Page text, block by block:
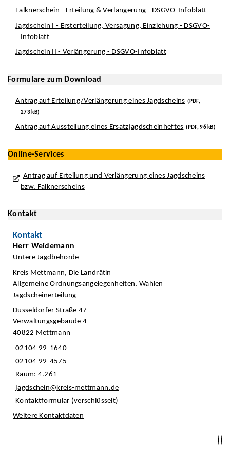
Falknerschein - Erteilung & Verlängerung - DSGVO-Infoblatt
Jagdschein I - Ersterteilung, Versagung, Einziehung - DSGVO-
Infoblatt
Jagdschein II - Verlängerung - DSGVO-Infoblatt
Formulare zum Download
Antrag auf Erteilung/Verlängerung eines Jagdscheins (PDF,
273 kB)
Antrag auf Ausstellung eines Ersatzjagdscheinheftes (PDF, 96 kB)
Online-Services
Antrag auf Erteilung und Verlängerung eines Jagdscheins
bzw. Falknerscheins
Kontakt
Kontakt
Herr Weidemann
Untere Jagdbehörde
Kreis Mettmann, Die Landrätin
Allgemeine Ordnungsangelegenheiten, Wahlen
Jagdscheinerteilung
Düsseldorfer Straße 47
Verwaltungsgebäude 4
40822 Mettmann
02104 99-1640
02104 99-4575
Raum: 4.261
jagdschein@kreis-mettmann.de
Kontaktformular (verschlüsselt)
Weitere Kontaktdaten